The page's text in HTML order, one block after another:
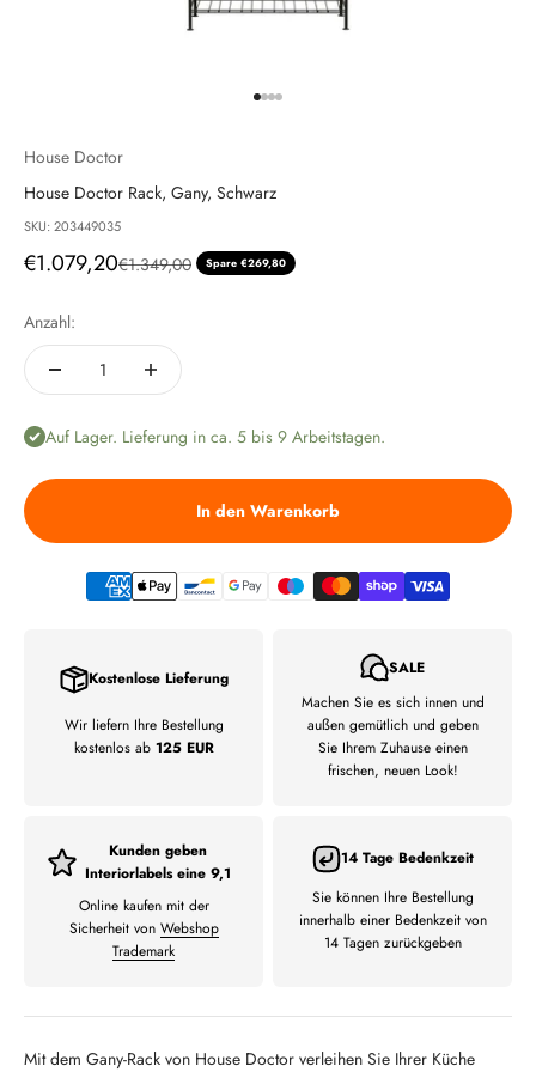
House Doctor
House Doctor Rack, Gany, Schwarz
SKU: 203449035
Angebot
€1.079,20Regulärer Preis
€1.349,00 Spare €269,80
Anzahl:
Auf Lager. Lieferung in ca. 5 bis 9 Arbeitstagen.
In den Warenkorb
Kostenlose Lieferung
Wir liefern Ihre Bestellung
kostenlos ab 125 EUR
SALE
Machen Sie es sich innen und
außen gemütlich und geben
Sie Ihrem Zuhause einen
frischen, neuen Look!
Kunden geben
Interiorlabels eine 9,1
Online kaufen mit der
Sicherheit von Webshop
Trademark
14 Tage Bedenkzeit
Sie können Ihre Bestellung
innerhalb einer Bedenkzeit von
14 Tagen zurückgeben
Mit dem Gany-Rack von House Doctor verleihen Sie Ihrer Küche